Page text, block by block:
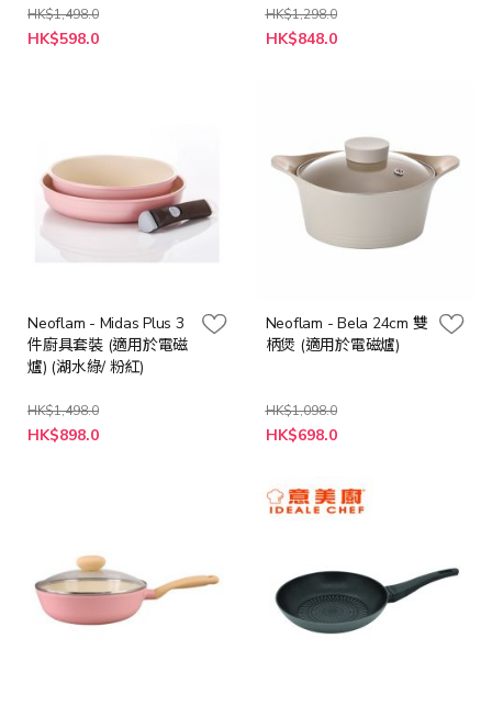
HK$1,498.0
特
殊
HK$598.0
HK$1,298.0
特
殊
HK$848.0
Neoflam - Midas Plus 3
件廚具套裝 (適用於電磁
爐) (湖水綠/ 粉紅)
HK$1,498.0
HK$898.0
Neoflam - Bela 24cm 雙
柄煲 (適用於電磁爐)
HK$1,098.0
特
殊
HK$698.0